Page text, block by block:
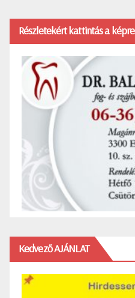
Részletekért kattintás a képre
Kedvező AJÁNLAT